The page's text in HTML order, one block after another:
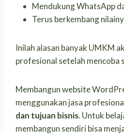
Mendukung WhatsApp
Terus berkembang
Inilah alasan banyak UMKM
profesional setelah mencoba
Membangun website
menggunakan jasa
dan tujuan bisnis. Untuk
membangun sendiri bisa